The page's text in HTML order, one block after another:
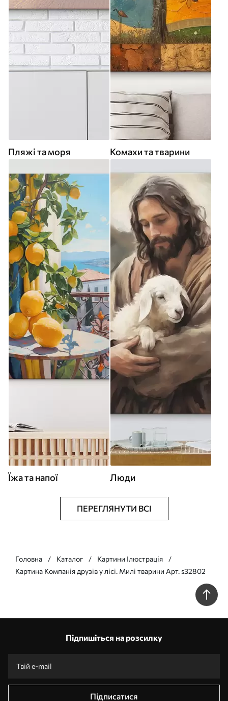
Пляжі та моря Комахи та тварини
Їжа та напої Люди
ПЕРЕГЛЯНУТИ ВСІ
Головна Каталог
Картини Ілюстрація
Картина Компанія друзів у лісі. Милі тварини Арт. s32802
Підпишіться на розсилку
Підписатися